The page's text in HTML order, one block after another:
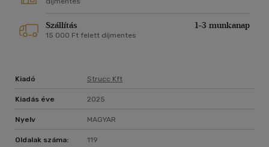
Szállítás 1-3 munkanap
15 000 Ft felett díjmentes
Kiadó Strucc Kft
Kiadás éve 2025
Nyelv MAGYAR
Oldalak száma: 119